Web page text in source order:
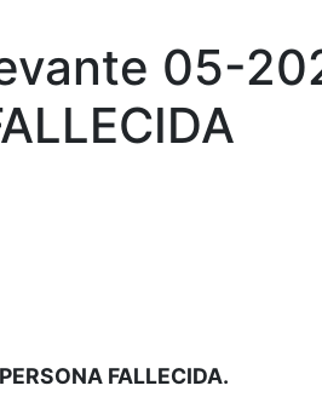
05-
FALLECIDA.